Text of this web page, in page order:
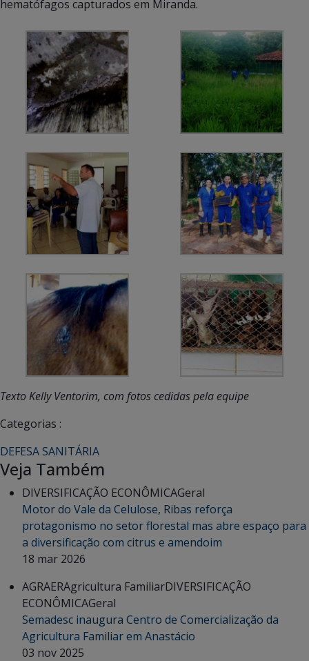
hematófagos capturados em Miranda.
Texto Kelly Ventorim, com fotos cedidas pela equipe
Categorias :
DEFESA SANITÁRIA
Veja Também
DIVERSIFICAÇÃO ECONÔMICAGeral
Motor do Vale da Celulose, Ribas reforça
protagonismo no setor florestal mas abre espaço para
a diversificação com citrus e amendoim
18 mar 2026
AGRAERAgricultura FamiliarDIVERSIFICAÇÃO
ECONÔMICAGeral
Semadesc inaugura Centro de Comercialização da
Agricultura Familiar em Anastácio
03 nov 2025